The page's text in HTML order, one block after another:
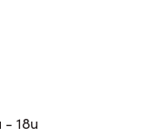
- 18u